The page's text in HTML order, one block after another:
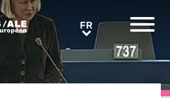
FR FR